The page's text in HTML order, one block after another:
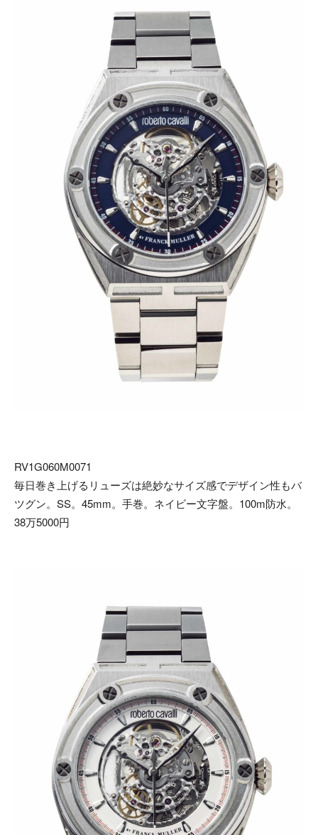
RV1G060M0071
毎日巻き上げるリューズは絶妙なサイズ感でデザイン性もバ
ツグン。SS。45mm。手巻。ネイビー文字盤。100m防水。
38万5000円